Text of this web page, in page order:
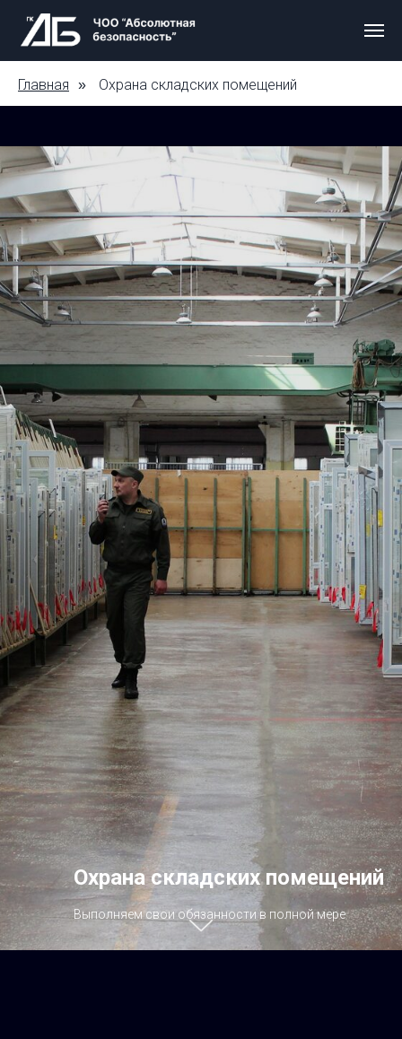
Главная » Охрана складских помещений
Охрана складских помещений
Выполняем свои обязанности в полной мере